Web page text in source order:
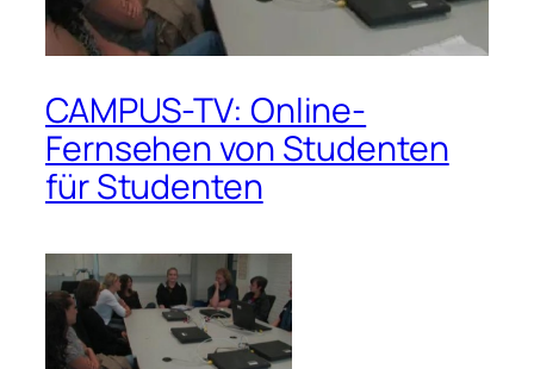
CAMPUS-TV: Online-
Fernsehen von Studenten
für Studenten